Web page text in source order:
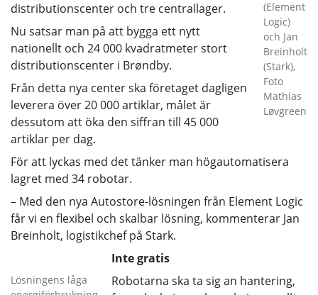
(Element
Logic)
och Jan
Breinholt
(Stark),
Foto
Mathias
Løvgreen
distributionscenter och tre centrallager.
Nu satsar man på att bygga ett nytt
nationellt och 24 000 kvadratmeter stort
distributionscenter i Brøndby.
Från detta nya center ska företaget dagligen
leverera över 20 000 artiklar, målet är
dessutom att öka den siffran till 45 000
artiklar per dag.
För att lyckas med det tänker man högautomatisera
lagret med 34 robotar.
– Med den nya Autostore-lösningen från Element Logic
får vi en flexibel och skalbar lösning, kommenterar Jan
Breinholt, logistikchef på Stark.
Lösningens låga
Inte gratis
Robotarna ska ta sig an hantering,